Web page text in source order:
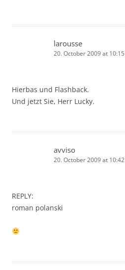
larousse
20. October 2009 at 10:15
Hierbas und Flashback.
Und jetzt Sie, Herr Lucky.
avviso
20. October 2009 at 10:42
REPLY:
roman polanski